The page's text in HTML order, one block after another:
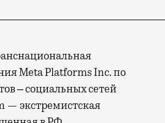
Meta Platforms Inc. по
‒ социальных сетей
— экстремистская